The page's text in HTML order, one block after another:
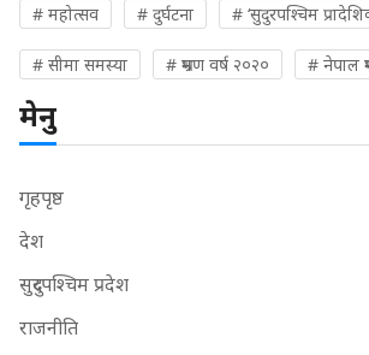
# महोत्सव # दुर्घटना # ‘सुदुरपश्चिम
# सीमा समस्या # भ्रमण वर्ष २०२० # नेपाल
मेनु
गृहपृष्ठ
देश
सुदुरपश्चिम प्रदेश
राजनीति